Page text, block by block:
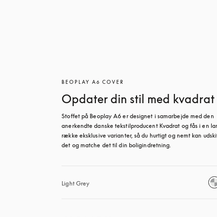
BEOPLAY A6 COVER
Opdater din stil med kvadrat
Stoffet på Beoplay A6 er designet i samarbejde med den
anerkendte danske tekstilproducent Kvadrat og fås i en
række eksklusive varianter, så du hurtigt og nemt kan
det og matche det til din boligindretning.
Light Grey